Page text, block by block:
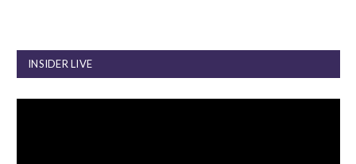
INSIDER LIVE